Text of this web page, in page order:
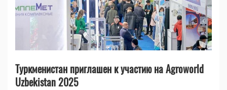
Туркменистан приглашен к участию на Agroworld
Uzbekistan 2025